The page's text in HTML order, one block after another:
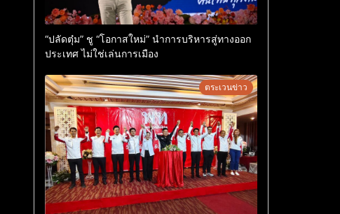
“ปลัดตุ๋ม” ชู “โอกาสใหม่” นำการบริหารสู่ทางออก
ประเทศ ไม่ใช่เล่นการเมือง
ตระเวนข่าว